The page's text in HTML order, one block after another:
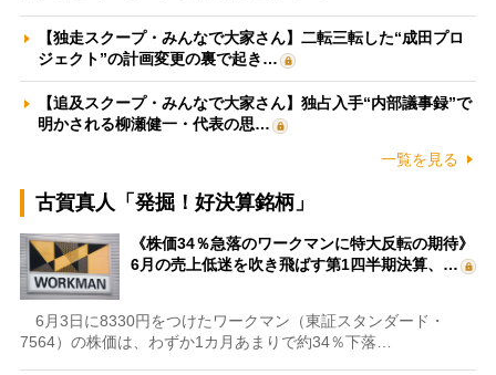
【独走スクープ・みんなで大家さん】二転三転した“成田プロ
ジェクト”の計画変更の裏で起き…
【追及スクープ・みんなで大家さん】独占入手“内部議事録”で
明かされる柳瀬健一・代表の思…
一覧を見る
古賀真人「発掘！好決算銘柄」
《株価34％急落のワークマンに特大反転の期待》
6月の売上低迷を吹き飛ばす第1四半期決算、…
6月3日に8330円をつけたワークマン（東証スタンダード・
7564）の株価は、わずか1カ月あまりで約34％下落…